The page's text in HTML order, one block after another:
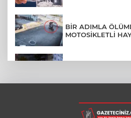
BİR ADIMLA
MOTOSİKLETLİ
BURSA ŞEHİR
AĞUSTOS AYINDA